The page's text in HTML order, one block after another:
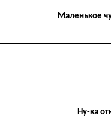
Маленькое
Ну-ка